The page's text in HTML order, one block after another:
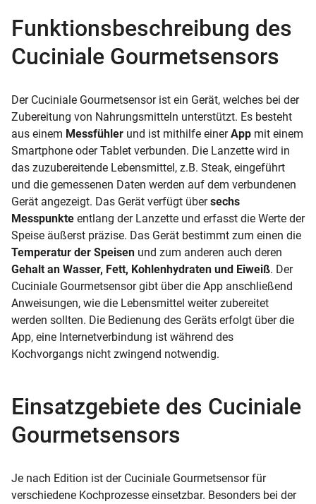
Funktionsbeschreibung des
Cuciniale Gourmetsensors
Der Cuciniale Gourmetsensor ist ein Gerät, welches bei der
Zubereitung von Nahrungsmitteln unterstützt. Es besteht
aus einem Messfühler und ist mithilfe einer App mit einem
Smartphone oder Tablet verbunden. Die Lanzette wird in
das zuzubereitende Lebensmittel, z.B. Steak, eingeführt
und die gemessenen Daten werden auf dem verbundenen
Gerät angezeigt. Das Gerät verfügt über sechs
Messpunkte entlang der Lanzette und erfasst die Werte der
Speise äußerst präzise. Das Gerät bestimmt zum einen die
Temperatur der Speisen und zum anderen auch deren
Gehalt an Wasser, Fett, Kohlenhydraten und Eiweiß. Der
Cuciniale Gourmetsensor gibt über die App anschließend
Anweisungen, wie die Lebensmittel weiter zubereitet
werden sollten. Die Bedienung des Geräts erfolgt über die
App, eine Internetverbindung ist während des
Kochvorgangs nicht zwingend notwendig.
Einsatzgebiete des Cuciniale
Gourmetsensors
Je nach Edition ist der Cuciniale Gourmetsensor für
verschiedene Kochprozesse einsetzbar. Besonders bei der